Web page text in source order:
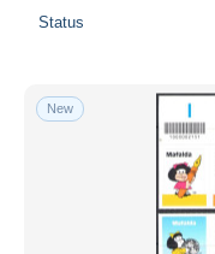
Status
New